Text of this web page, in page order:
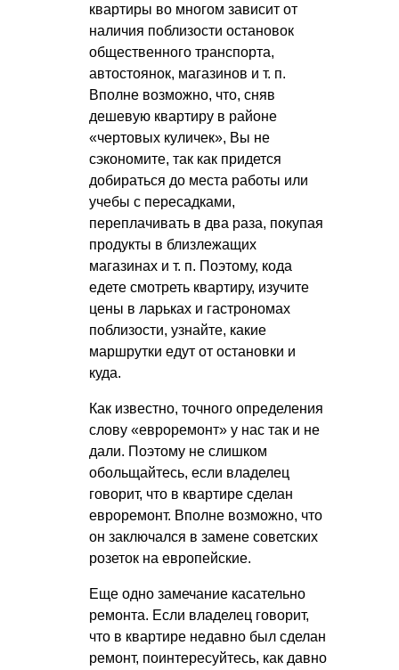
квартиры во многом зависит от
наличия поблизости остановок
общественного транспорта,
автостоянок, магазинов и т. п.
Вполне возможно, что, сняв
дешевую квартиру в районе
«чертовых куличек», Вы не
сэкономите, так как придется
добираться до места работы или
учебы с пересадками,
переплачивать в два раза, покупая
продукты в близлежащих
магазинах и т. п. Поэтому, кода
едете смотреть квартиру, изучите
цены в ларьках и гастрономах
поблизости, узнайте, какие
маршрутки едут от остановки и
куда.
Как известно, точного определения
слову «евроремонт» у нас так и не
дали. Поэтому не слишком
обольщайтесь, если владелец
говорит, что в квартире сделан
евроремонт. Вполне возможно, что
он заключался в замене советских
розеток на европейские.
Еще одно замечание касательно
ремонта. Если владелец говорит,
что в квартире недавно был сделан
ремонт, поинтересуйтесь, как давно